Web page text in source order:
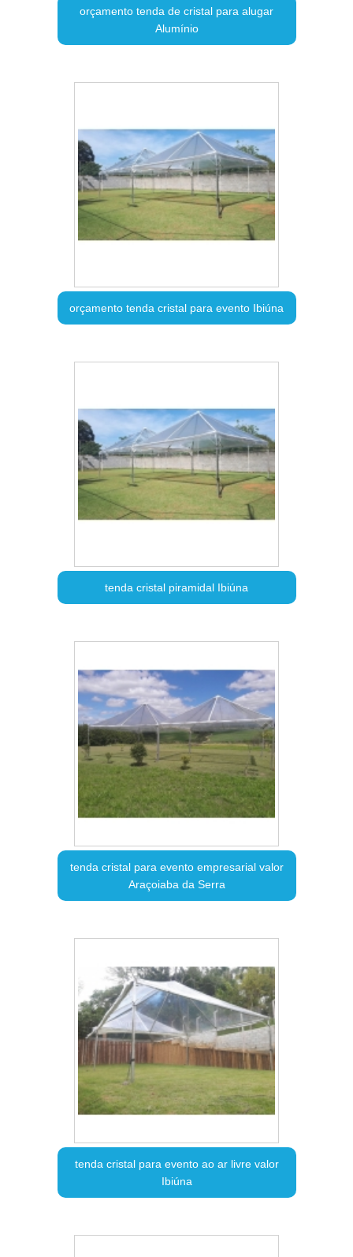
orçamento tenda de cristal para alugar
Alumínio
orçamento tenda cristal para evento Ibiúna
tenda cristal piramidal Ibiúna
tenda cristal para evento empresarial valor
Araçoiaba da Serra
tenda cristal para evento ao ar livre valor
Ibiúna